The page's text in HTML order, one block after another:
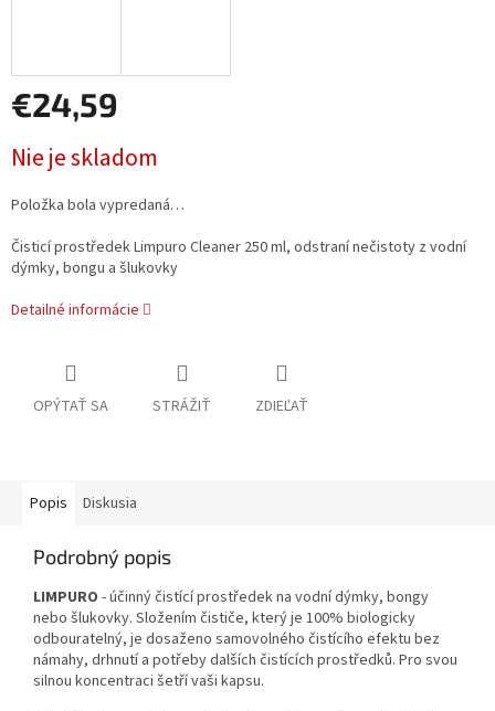
€24,59
cena:
Nie je skladom
Položka bola vypredaná…
Čisticí prostředek Limpuro Cleaner 250 ml, odstraní nečistoty z vodní
dýmky, bongu a šlukovky
Detailné informácie
OPÝTAŤ SA STRÁŽIŤ ZDIEĽAŤ
Popis Diskusia
Podrobný popis
LIMPURO - účinný čistící prostředek na vodní dýmky, bongy
nebo šlukovky. Složením čističe, který je 100% biologicky
odbouratelný, je dosaženo samovolného čistícího efektu bez
námahy, drhnutí a potřeby dalších čistících prostředků. Pro svou
silnou koncentraci šetří vaši kapsu.